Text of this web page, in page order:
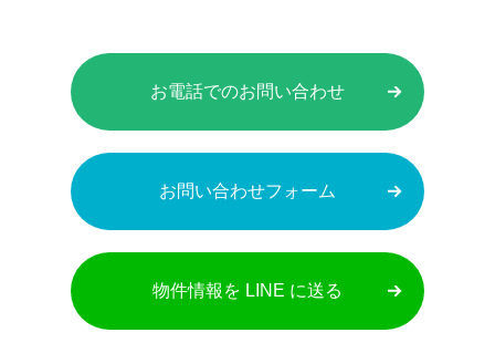
お電話でのお問い合わせ
お問い合わせフォーム
物件情報を LINE に送る